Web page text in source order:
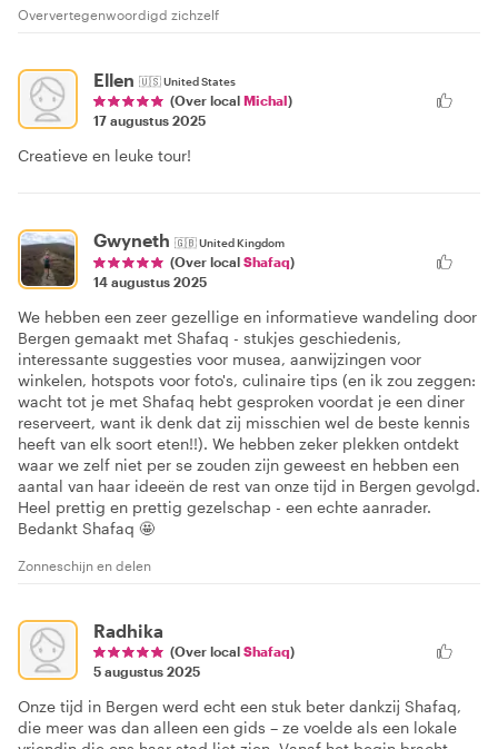
Oververtegenwoordigd zichzelf
Ellen 🇺🇸United States
(Over local Michal)
17 augustus 2025
Creatieve en leuke tour!
Gwyneth 🇬🇧United Kingdom
(Over local Shafaq)
14 augustus 2025
We hebben een zeer gezellige en informatieve wandeling door
Bergen gemaakt met Shafaq - stukjes geschiedenis,
interessante suggesties voor musea, aanwijzingen voor
winkelen, hotspots voor foto's, culinaire tips (en ik zou zeggen:
wacht tot je met Shafaq hebt gesproken voordat je een diner
reserveert, want ik denk dat zij misschien wel de beste kennis
heeft van elk soort eten!!). We hebben zeker plekken ontdekt
waar we zelf niet per se zouden zijn geweest en hebben een
aantal van haar ideeën de rest van onze tijd in Bergen gevolgd.
Heel prettig en prettig gezelschap - een echte aanrader.
Bedankt Shafaq 🤩
Zonneschijn en delen
Radhika
(Over local Shafaq)
5 augustus 2025
Onze tijd in Bergen werd echt een stuk beter dankzij Shafaq,
die meer was dan alleen een gids – ze voelde als een lokale